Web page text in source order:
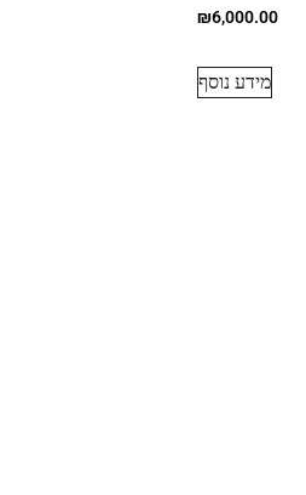
₪6,000.00
מידע נוסף